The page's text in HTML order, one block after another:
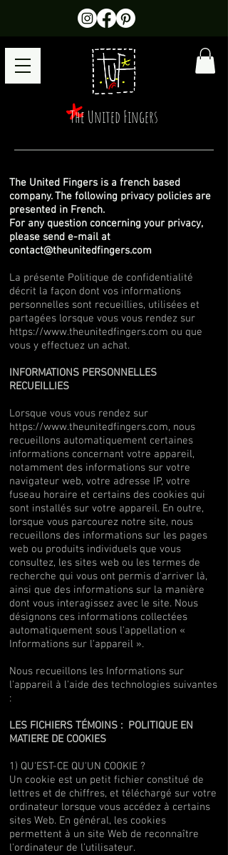
The United Fingers
The United Fingers is a french based
company. The following privacy policies are
presented in French.​
For any question concerning your privacy,
please send e-mail at
contact@theunitedfingers.com
La présente Politique de confidentialité
décrit la façon dont vos informations
personnelles sont recueillies, utilisées et
partagées lorsque vous vous rendez sur
https://www.theunitedfingers.com ou que
vous y effectuez un achat.
INFORMATIONS PERSONNELLES
RECUEILLIES
Lorsque vous vous rendez sur
https://www.theunitedfingers.com, nous
recueillons automatiquement certaines
informations concernant votre appareil,
notamment des informations sur votre
navigateur web, votre adresse IP, votre
fuseau horaire et certains des cookies qui
sont installés sur votre appareil. En outre,
lorsque vous parcourez notre site, nous
recueillons des informations sur les pages
web ou produits individuels que vous
consultez, les sites web ou les termes de
recherche qui vous ont permis d'arriver là,
ainsi que des informations sur la manière
dont vous interagissez avec le site. Nous
désignons ces informations collectées
automatiquement sous l'appellation «
Informations sur l'appareil ».
Nous recueillons les Informations sur
l'appareil à l'aide des technologies suivantes
:
LES FICHIERS TÉMOINS : POLITIQUE EN
MATIERE DE COOKIES
1) QU'EST-CE QU'UN COOKIE ?
Un cookie est un petit fichier constitué de
lettres et de chiffres, et téléchargé sur votre
ordinateur lorsque vous accédez à certains
sites Web. En général, les cookies
permettent à un site Web de reconnaître
l'ordinateur de l’utilisateur.